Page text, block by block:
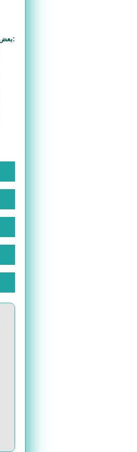
بعض الدول المشتركة من المرضى الذين يسافرون إلى الهند لإجراء عملية جراحية هي: